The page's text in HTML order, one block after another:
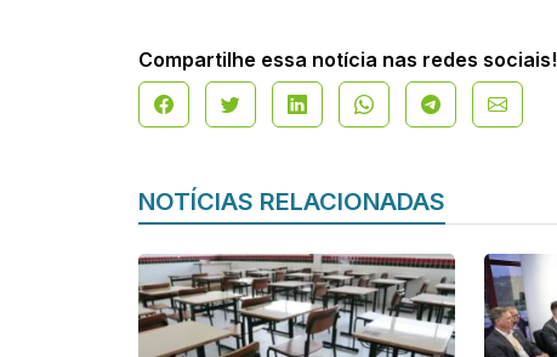
Compartilhe essa notícia nas redes sociais!
NOTÍCIAS RELACIONADAS